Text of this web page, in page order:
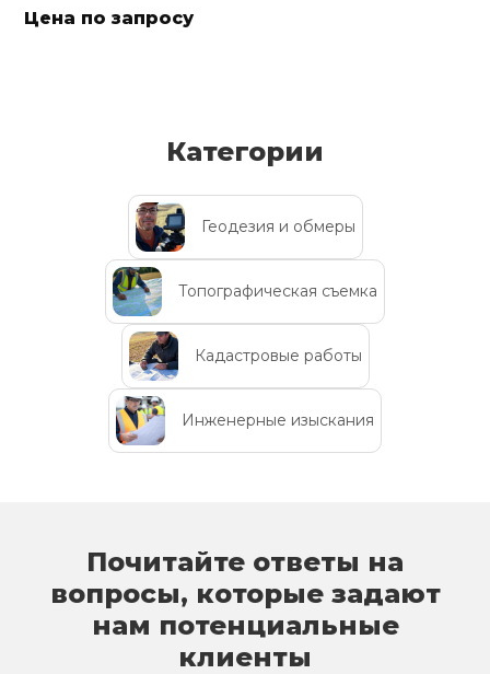
Цена по запросу
Категории
Геодезия и обмеры
Топографическая съемка
Кадастровые работы
Инженерные изыскания
Почитайте ответы на
вопросы, которые задают
нам потенциальные
клиенты